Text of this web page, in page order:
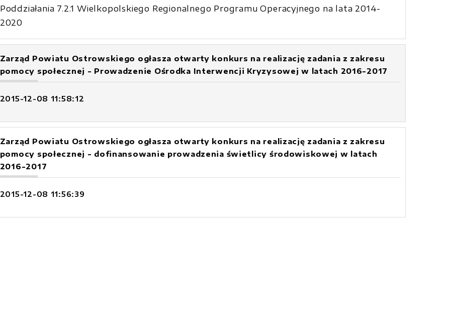
Poddziałania 7.2.1 Wielkopolskiego Regionalnego Programu Operacyjnego na lata 2014-
2020
Zarząd Powiatu Ostrowskiego ogłasza otwarty konkurs na realizację zadania z zakresu
pomocy społecznej - Prowadzenie Ośrodka Interwencji Kryzysowej w latach 2016-2017
2015-12-08 11:58:12
Zarząd Powiatu Ostrowskiego ogłasza otwarty konkurs na realizację zadania z zakresu
pomocy społecznej - dofinansowanie prowadzenia świetlicy środowiskowej w latach
2016-2017
2015-12-08 11:56:39